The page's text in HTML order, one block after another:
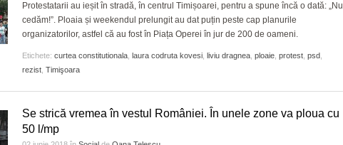
Protestatarii au ieșit în stradă, în centrul Timișoarei, pentru a spune încă o dată: „Nu
cedăm!”. Ploaia și weekendul prelungit au dat puțin peste cap planurile
organizatorilor, astfel că au fost în Piața Operei în jur de 200 de oameni.
Etichete: curtea constitutionala laura codruta kovesi liviu dragnea ploaie protest psd
rezist Timişoara
Se strică vremea în vestul României. În unele zone va ploua cu
50 l/mp